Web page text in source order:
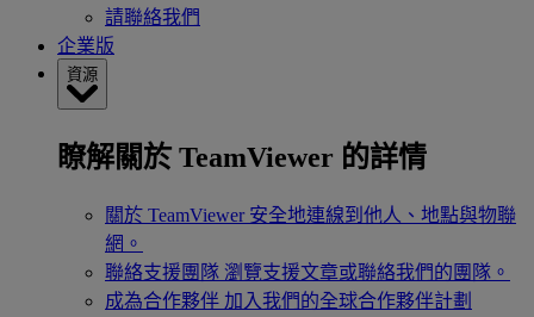
請聯絡我們
企業版
資源
瞭解關於 TeamViewer 的詳情
關於 TeamViewer 安全地連線到他人、地點與物聯
網。
聯絡支援團隊 瀏覽支援文章或聯絡我們的團隊。
成為合作夥伴 加入我們的全球合作夥伴計劃